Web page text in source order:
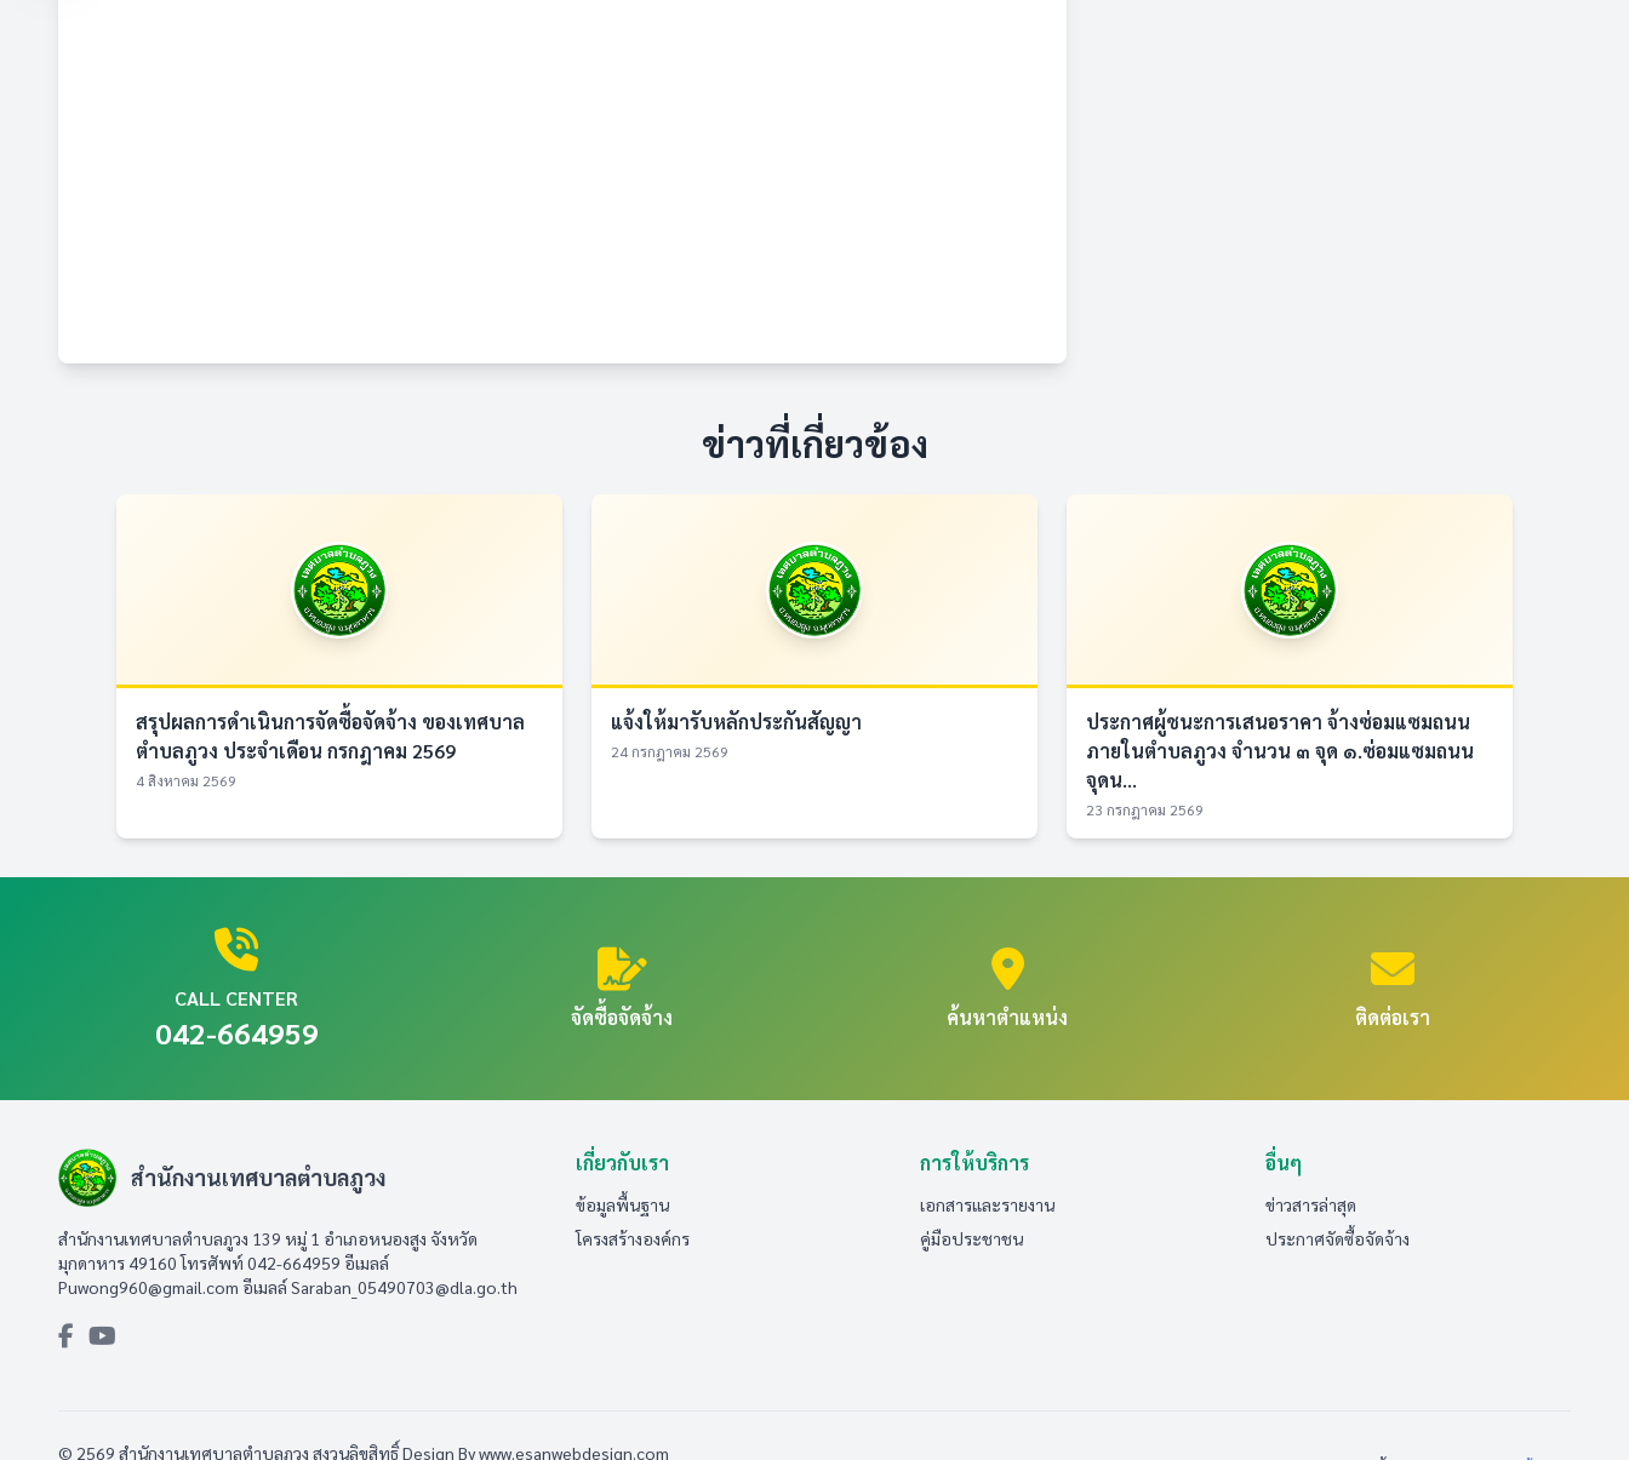
ข่าวที่เกี่ยวข้อง
สรุปผลการดำเนินการจัดซื้อจัดจ้าง ของเทศบาล
ตำบลภูวง ประจำเดือน กรกฎาคม 2569
4 สิงหาคม 2569
แจ้งให้มารับหลักประกันสัญญา
24 กรกฎาคม 2569
ประกาศผู้ชนะการเสนอราคา จ้างซ่อมแซมถนน
ภายในตำบลภูวง จำนวน ๓ จุด ๑.ซ่อมแซมถนน
จุดน...
23 กรกฎาคม 2569
CALL CENTER
042-664959 จัดซื้อจัดจ้าง ค้นหาตำแหน่ง ติดต่อเรา
สำนักงานเทศบาลตำบลภูวง
สำนักงานเทศบาลตำบลภูวง 139 หมู่ 1 อำเภอหนองสูง จังหวัด
มุกดาหาร 49160 โทรศัพท์ 042-664959 อีเมลล์
Puwong960@gmail.com อีเมลล์Saraban_05490703@dla.go.th
เกี่ยวกับเรา
ข้อมูลพื้นฐาน
โครงสร้างองค์กร
การให้บริการ
เอกสารและรายงาน
คู่มือประชาชน
อื่นๆ
ข่าวสารล่าสุด
ประกาศจัดซื้อจัดจ้าง
© 2569 สำนักงานเทศบาลตำบลภูวง สงวนลิขสิทธิ์Design By www.esanwebdesign.com